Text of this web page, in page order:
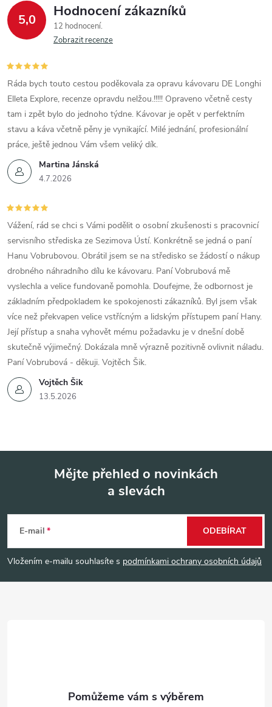
r
v
k
y
v
ý
p
i
s
u
5,0 Hodnocení zákazníků
12 hodnocení
Zobrazit recenze
Martina Jánská
4.7.2026
Ráda bych touto cestou poděkovala za opravu kávovaru DE Longhi
Elleta Explore, recenze opravdu nelžou.!!!!! Opraveno včetně cesty
tam i zpět bylo do jednoho týdne. Kávovar je opět v perfektním
stavu a káva včetně pěny je vynikající. Milé jednání, profesionální
práce, ještě jednou Vám všem veliký dík.
Vojtěch Šik
13.5.2026
Vážení, rád se chci s Vámi podělit o osobní zkušenosti s pracovnicí
servisního střediska ze Sezimova Ústí. Konkrétně se jedná o paní
Hanu Vobrubovou. Obrátil jsem se na středisko se žádostí o nákup
drobného náhradního dílu ke kávovaru. Paní Vobrubová mě
vyslechla a velice fundovaně pomohla. Doufejme, že odbornost je
základním předpokladem ke spokojenosti zákazníků. Byl jsem však
více než překvapen velice vstřícným a lidským přístupem paní Hany.
Její přístup a snaha vyhovět mému požadavku je v dnešní době
skutečně výjimečný. Dokázala mně výrazně pozitivně ovlivnit náladu.
Paní Vobrubová - děkuji. Vojtěch Šik.
p
a
Mějte přehled o novinkách
a slevách
E-mail
Vložením e-mailu souhlasíte s podmínkami ochrany osobních údajů
ODEBÍRAT